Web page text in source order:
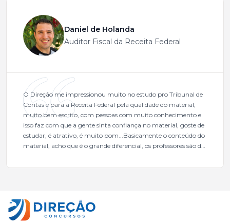
Daniel de Holanda
Auditor Fiscal da Receita Federal
O Direção me impressionou muito no estudo pro Tribunal de
Contas e para a Receita Federal pela qualidade do material,
muito bem escrito, com pessoas com muito conhecimento e
isso faz com que a gente sinta confiança no material, goste de
estudar, é atrativo, é muito bom...Basicamente o conteúdo do
material, acho que é o grande diferencial, os professores são de
mais excelentes cargos da administração pública.Eu sempre
fundamental na minha derrota no ano passado para que eu
pudesse enxergar o que eu errei e corrigir minha rota.E além
das aulas vocês(Direção Concursos), que fizeram um